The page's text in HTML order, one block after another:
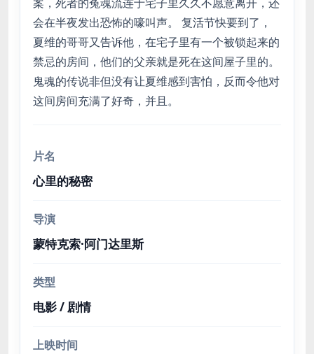
会在半夜发出恐怖的嚎叫声。 复活节快要到了，
夏维的哥哥又告诉他，在宅子里有一个被锁起来的
禁忌的房间，他们的父亲就是死在这间屋子里的。
鬼魂的传说非但没有让夏维感到害怕，反而令他对
这间房间充满了好奇，并且。
片名
心里的秘密
导演
蒙特克索·阿门达里斯
类型
电影 / 剧情
上映时间